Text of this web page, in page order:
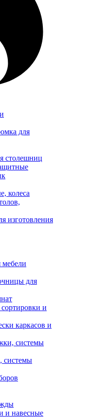
для
столешниц
колеса
изготовления
для
и
каркасов и
системы
системы
и навесные